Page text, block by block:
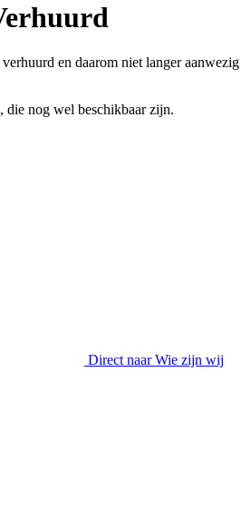
en daarom niet langer aanwezig
nog wel beschikbaar zijn.
Direct naar Wie zijn wij